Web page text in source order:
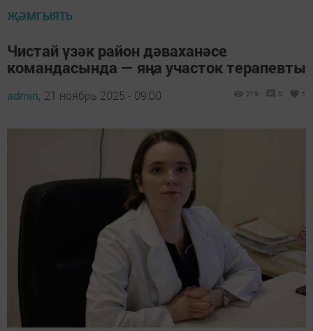
ҖӘМГЫЯТЬ
Чистай үзәк район дәваханәсе
командасында — яңа участок терапевты
admin, 21 ноябрь 2025 - 09:00 219 0 1